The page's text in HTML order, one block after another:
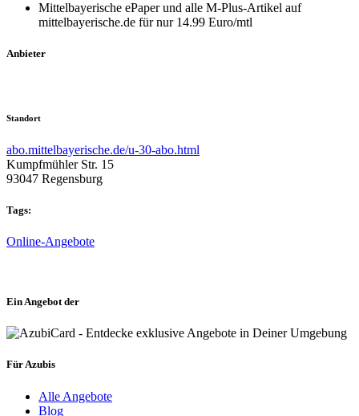
Mittelbayerische ePaper und alle M-Plus-Artikel auf
mittelbayerische.de für nur 14.99 Euro/mtl
Anbieter
Standort
abo.mittelbayerische.de/u-30-abo.html
Kumpfmühler Str. 15
93047 Regensburg
Tags:
Online-Angebote
Ein Angebot der
Für Azubis
Alle Angebote
Blog